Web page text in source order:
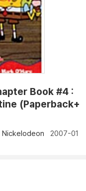
Book #4 :
(Paperback+
Nickelodeon 2007-01